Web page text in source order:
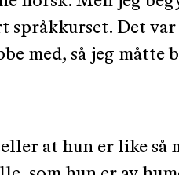
språkkurset. Det var
med, så jeg måtte
at hun er like så